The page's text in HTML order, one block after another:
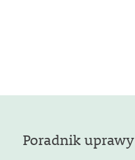
Poradnik uprawy